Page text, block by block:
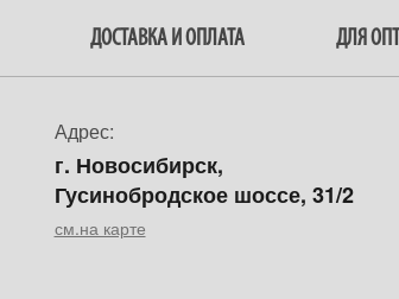
ДОСТАВКА И ОПЛАТА ДЛЯ
Адрес:
г. Новосибирск,
Гусинобродское шоссе, 31/2
см.на карте